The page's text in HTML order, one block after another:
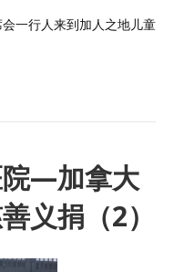
一行人来到加人之地儿童
院—加拿大
义捐（2）